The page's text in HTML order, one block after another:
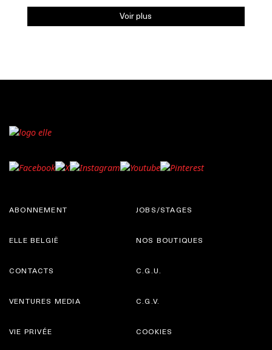
Voir plus
ABONNEMENT
ELLE BELGIË
JOBS/STAGES
NOS BOUTIQUES
CONTACTS
VENTURES MEDIA
C.G.U.
C.G.V.
VIE PRIVÉE COOKIES